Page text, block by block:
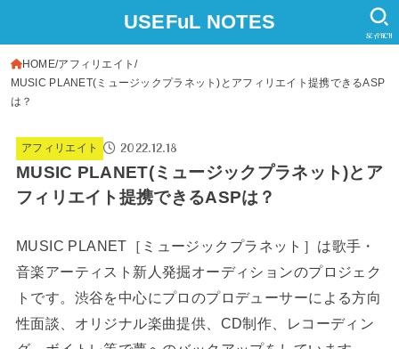
USEFuL NOTES
SEARCH
HOME アフィリエイト
MUSIC PLANET(ミュージックプラネット)とアフィリエイト提携できるASP
は？
アフィリエイト 2022.12.18
MUSIC PLANET(ミュージックプラネット)とア
フィリエイト提携できるASPは？
MUSIC PLANET［ミュージックプラネット］は歌手・
音楽アーティスト新人発掘オーディションのプロジェク
トです。渋谷を中心にプロのプロデューサーによる方向
性面談、オリジナル楽曲提供、CD制作、レコーディン